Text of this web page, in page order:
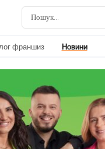
франшиз Новини